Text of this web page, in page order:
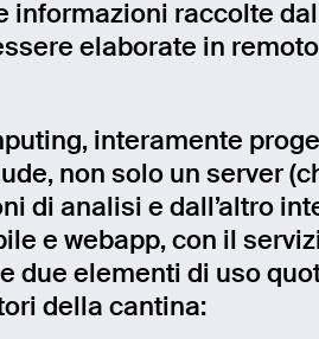
informazioni raccolte
elaborate in
interamente
non solo un server
di analisi e dall’altro
e webapp, con il
due elementi di uso
della cantina: